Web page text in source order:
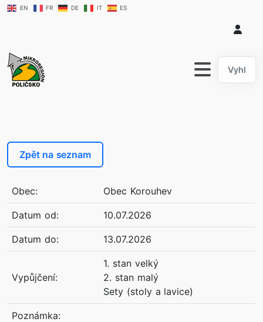
EN FR DE IT ES
Zpět na seznam
Obec: Obec Korouhev
Datum od: 10.07.2026
Datum do: 13.07.2026
Vypůjčení:
1. stan velký
2. stan malý
Sety (stoly a lavice)
Poznámka: